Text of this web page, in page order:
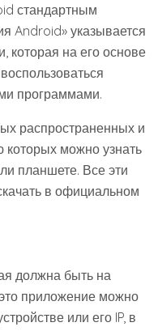
стандартным
Android» указывается
которая на его основе
программами.
распространенных и
можно узнать
планшете. Все эти
в официальном
должна быть на
приложение можно
или его IP, в